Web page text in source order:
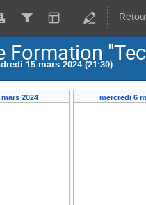
15 mars 2024 (21:30)
2024 mercredi 6